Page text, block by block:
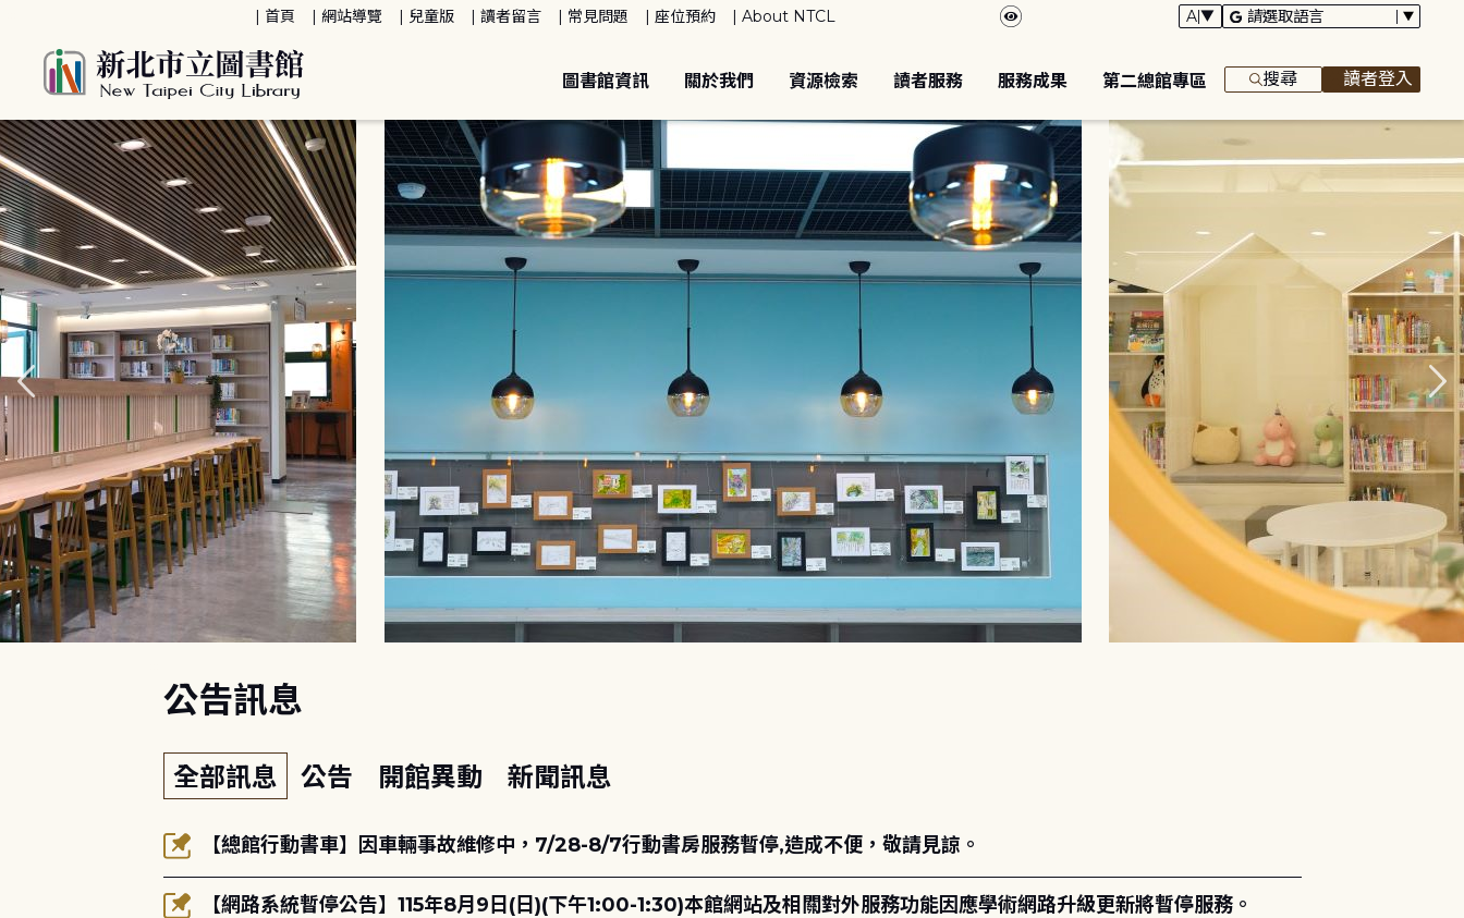
首頁 網站導覽 兒童版 讀者留言 常見問題 座位預約 About NTCL
圖書館資訊 關於我們 資源檢索 讀者服務 服務成果 第二總館專區 搜尋 讀者登入
公告訊息
全部訊息 公告 開館異動 新聞訊息
【總館行動書車】因車輛事故維修中，7/28-8/7行動書房服務暫停,造成不便，敬請見諒。
【網路系統暫停公告】115年8月9日(日)(下午1:00-1:30)本館網站及相關對外服務功能因應學術網路升級更新將暫停服務。